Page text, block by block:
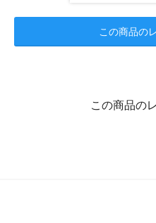
この商品の
この商品の